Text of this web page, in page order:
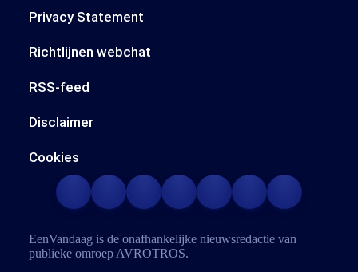
Privacy Statement
Richtlijnen webchat
RSS-feed
Disclaimer
Cookies
EenVandaag is de onafhankelijke nieuwsredactie van
publieke omroep AVROTROS.